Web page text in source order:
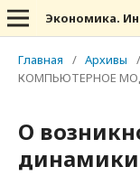
Экономика.
Главная / Архивы /
КОМПЬЮТЕРНОЕ
О